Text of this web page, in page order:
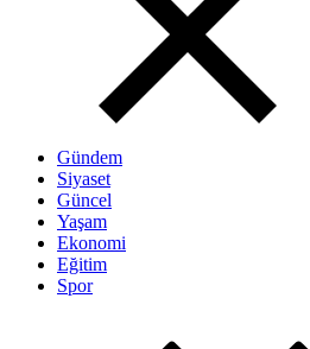
Gündem
Siyaset
Güncel
Yaşam
Ekonomi
Eğitim
Spor